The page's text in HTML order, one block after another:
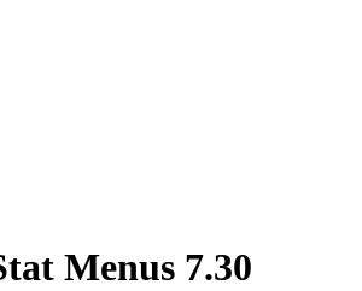
Menus 7.30